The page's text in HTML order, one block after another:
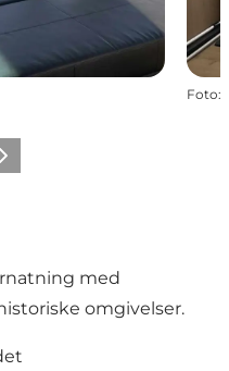
Foto:
billedebillede
med
omgivelser.